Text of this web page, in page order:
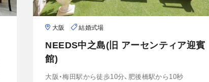
大阪 結婚式場
NEEDS中之島(旧 アーセンティア迎賓
館)
大阪・梅田駅から徒歩10分、肥後橋駅から10秒